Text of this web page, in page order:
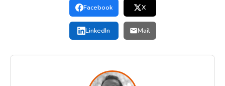
Facebook X
LinkedIn Mail